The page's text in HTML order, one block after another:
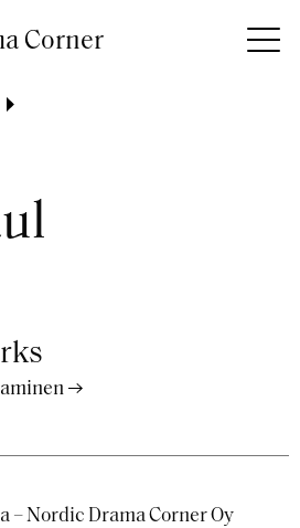
Corner
– Nordic Drama Corner Oy